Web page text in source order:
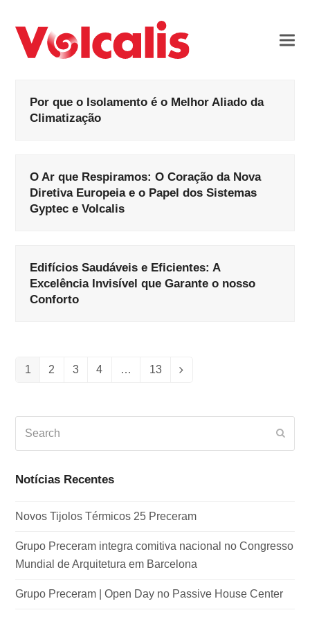
Por que o Isolamento é o Melhor Aliado da
Climatização
O Ar que Respiramos: O Coração da Nova
Diretiva Europeia e o Papel dos Sistemas
Gyptec e Volcalis
Edifícios Saudáveis e Eficientes: A
Excelência Invisível que Garante o nosso
Conforto
Page
1 Page
2 Page
3 Page
4 … Page
13 Next
Notícias Recentes
Novos Tijolos Térmicos 25 Preceram
Grupo Preceram integra comitiva nacional no Congresso
Mundial de Arquitetura em Barcelona
Grupo Preceram | Open Day no Passive House Center